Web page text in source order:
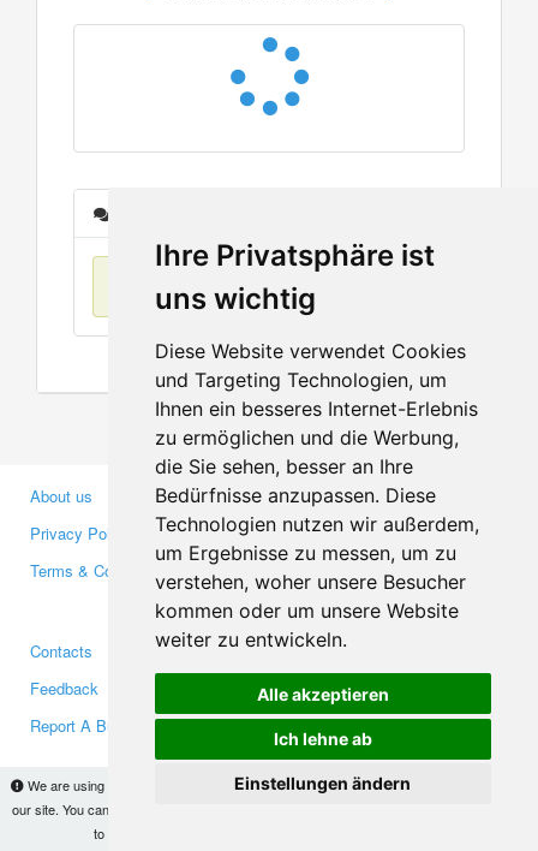
Ihre Privatsphäre ist
uns wichtig
Diese Website verwendet Cookies
und Targeting Technologien, um
Ihnen ein besseres Internet-Erlebnis
zu ermöglichen und die Werbung,
die Sie sehen, besser an Ihre
Bedürfnisse anzupassen. Diese
Technologien nutzen wir außerdem,
um Ergebnisse zu messen, um zu
verstehen, woher unsere Besucher
kommen oder um unsere Website
weiter zu entwickeln.
Alle akzeptieren
Ich lehne ab
Einstellungen ändern
We are using cookies to provide statistics that help us give you the best experience of
our site. You can find out more
to use the site without changes, you are agreeing to it.
No items found
About us
Privacy Policy
Terms & Conditions
Business Partners
Investors
Media
Contacts
Feedback
Report A Bug
Facebook
Twitter
YouTube
Google+